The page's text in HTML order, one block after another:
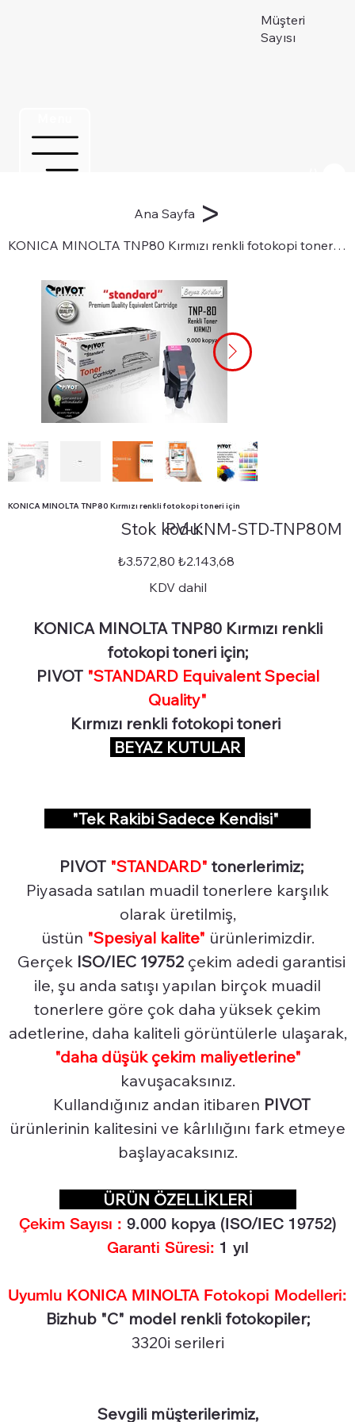
Müşteri
Sayısı
Ana Sayfa >
KONICA MINOLTA TNP80 Kırmızı renkli fotokopi toneri için
KONICA MINOLTA TNP80 Kırmızı renkli fotokopi toneri için
Stok kodu:
kodu:
STD-
TNP80M
PV-KNM-STD-TNP80M
Orijinal
fiyat
₺3.572,80 İndirimli
fiyat
₺2.143,68
KDV dahil
KONICA MINOLTA TNP80 Kırmızı renkli
fotokopi toneri için;
PIVOT "STANDARD Equivalent Special
Quality"
Kırmızı renkli fotokopi toneri
BEYAZ KUTULAR
"Tek Rakibi Sadece Kendisi"
PIVOT "STANDARD" tonerlerimiz;
Piyasada satılan muadil tonerlere karşılık
olarak üretilmiş,
üstün "Spesiyal kalite" ürünlerimizdir.
Gerçek ISO/IEC 19752 çekim adedi garantisi
ile, şu anda satışı yapılan birçok muadil
tonerlere göre çok daha yüksek çekim
adetlerine, daha kaliteli görüntülerle ulaşarak,
"daha düşük çekim maliyetlerine"
kavuşacaksınız.
Kullandığınız andan itibaren PIVOT
ürünlerinin kalitesini ve kârlılığını fark etmeye
başlayacaksınız.
ÜRÜN ÖZELLİKLERİ
Çekim Sayısı : 9.000kopya (ISO/IEC 19752)
Garanti Süresi: 1 yıl
Uyumlu KONICA MINOLTA Fotokopi Modelleri:
Bizhub "C" model renkli fotokopiler;
3320i serileri
Sevgili müşterilerimiz,